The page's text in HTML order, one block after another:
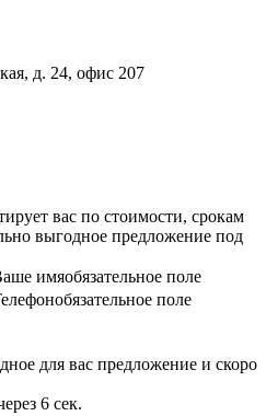
д. 24, офис 207
вас по стоимости, срокам
выгодное предложение под
имяобязательное поле
обязательное поле
для вас предложение и скоро
6 сек.